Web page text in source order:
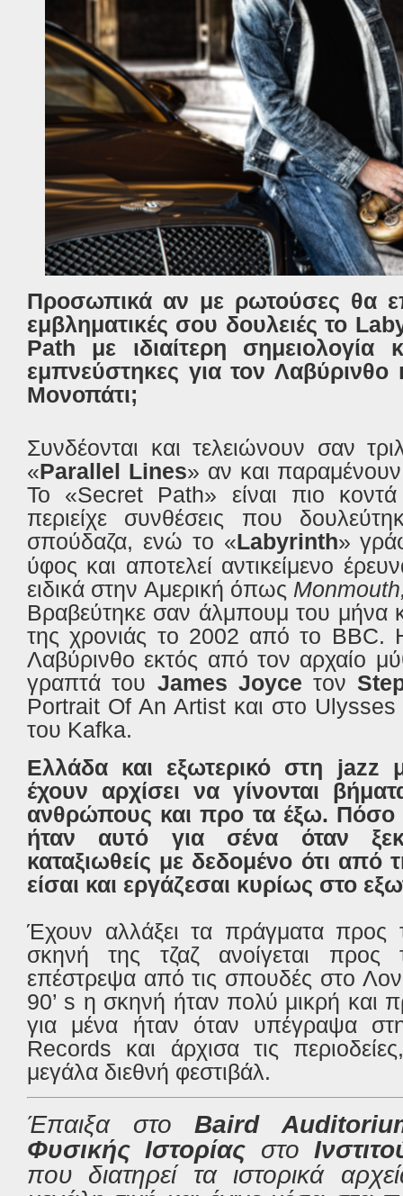
Προσωπικά αν με ρωτούσες θα
εμβληματικές σου δουλειές το
Path με ιδιαίτερη
εμπνεύστηκες για τον Λαβύρινθο
Μονοπάτι;
Συνδέονται και τελειώνουν σαν
«Parallel Lines» αν και
Το «Secret Path» είναι πιο
περιείχε συνθέσεις που
σπούδαζα, ενώ το «Labyrinth»
ύφος και αποτελεί αντικείμενο
ειδικά στην Αμερική όπως
Βραβεύτηκε σαν άλμπουμ του μήνα
της χρονιάς το 2002 από το BBC.
Λαβύρινθο εκτός από τον αρχαίο
γραπτά του James Joyce τον
Portrait Of An Artist και στο Ulysses
του Kafka.
Ελλάδα και εξωτερικό στη jazz
έχουν αρχίσει να γίνονται
ανθρώπους και προ τα έξω. Πόσο
ήταν αυτό για σένα όταν
καταξιωθείς με δεδομένο ότι από
είσαι και εργάζεσαι κυρίως στο
Έχουν αλλάξει τα πράγματα προς
σκηνή της τζαζ ανοίγεται
επέστρεψα από τις σπουδές στο
90’ s η σκηνή ήταν πολύ μικρή και
για μένα ήταν όταν υπέγραψα
Records και άρχισα τις
μεγάλα διεθνή φεστιβάλ.
Έπαιξα στοBaird
Φυσικής Ιστορίας στο
που διατηρεί τα ιστορικά